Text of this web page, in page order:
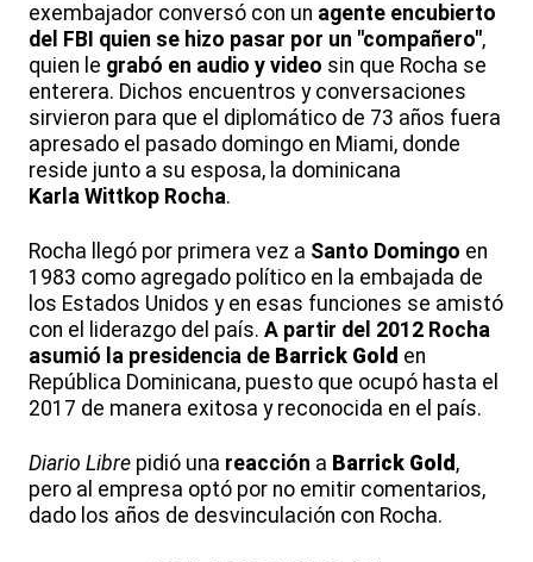
exembajador conversó con un agente encubierto
del FBI quien se hizo pasar por un "compañero",
quien le grabó en audio y video sin que Rocha se
enterera. Dichos encuentros y conversaciones
sirvieron para que el diplomático de 73 años fuera
apresado el pasado domingo en Miami, donde
reside junto a su esposa, la dominicana
Karla Wittkop Rocha.
Rocha llegó por primera vez a Santo Domingo en
1983 como agregado político en la embajada de
los Estados Unidos y en esas funciones se amistó
con el liderazgo del país. A partir del 2012 Rocha
asumió la presidencia de Barrick Gold en
República Dominicana, puesto que ocupó hasta el
2017 de manera exitosa y reconocida en el país.
Diario Libre pidió una reacción a Barrick Gold ,
pero al empresa optó por no emitir comentarios,
dado los años de desvinculación con Rocha.